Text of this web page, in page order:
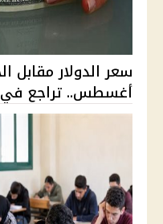
أغسطس.. تراجع في 10 بنوك وارت...